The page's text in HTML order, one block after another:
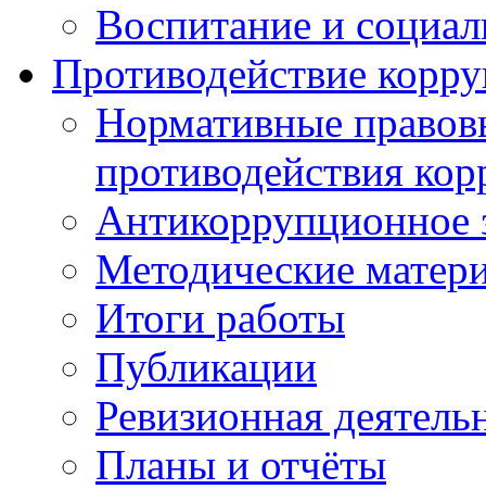
Воспитание и
Противодействие
Нормативные
противодействия
Антикоррупционное
Методические
Итоги работы
Публикации
Ревизионная
Планы и отчёты